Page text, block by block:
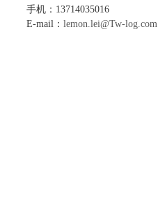
手机：13714035016
E-mail：lemon.lei@Tw-log.com